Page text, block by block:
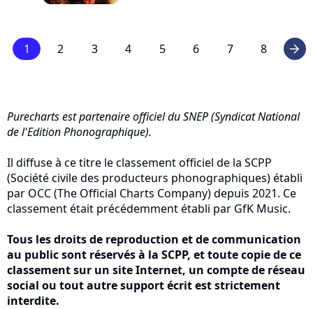
1 2 3 4 5 6 7 8 arrow_right
Purecharts est partenaire officiel du SNEP (Syndicat National
de l'Edition Phonographique).
Il diffuse à ce titre le classement officiel de la SCPP
(Société civile des producteurs phonographiques) établi
par OCC (The Official Charts Company) depuis 2021. Ce
classement était précédemment établi par GfK Music.
Tous les droits de reproduction et de communication
au public sont réservés à la SCPP, et toute copie de ce
classement sur un site Internet, un compte de réseau
social ou tout autre support écrit est strictement
interdite.